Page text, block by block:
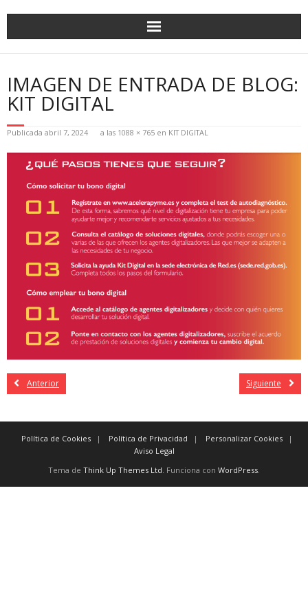
IMAGEN DE ENTRADA DE BLOG:
KIT DIGITAL
Publicada abril 7, 2024 a las 1088 × 765 en KIT DIGITAL
Anterior Siguiente
Política de Cookies Política de Privacidad
Personalizar Cookies
Aviso Legal
Tema de Think Up Themes Ltd . Funciona con WordPress